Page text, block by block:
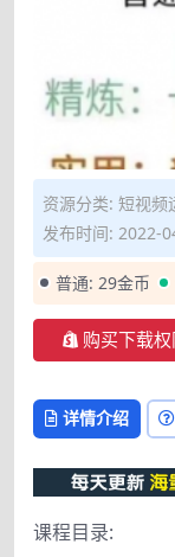
资源分类: 短视频
发布时间: 2022-
普通: 29金币
购买下载权
详情介绍
课程目录: